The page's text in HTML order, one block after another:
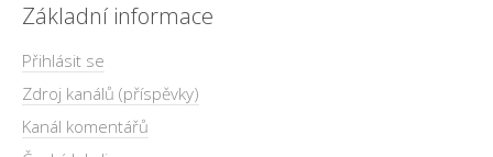
Základní informace
Přihlásit se
Zdroj kanálů (příspěvky)
Kanál komentářů